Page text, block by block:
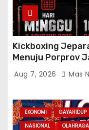
Kickboxing
Menuju Porprov
Fisik dan Teknik
Aug 7, 2026 Mas
EKONOMI GAYAHIDUP
NASIONAL
OLAHRAGA